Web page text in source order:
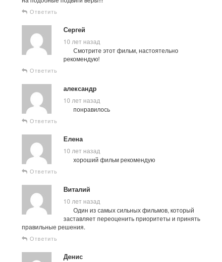
Ответить
Сергей
10 лет назад
Смотрите этот фильм, настоятельно
рекомендую!
Ответить
александр
10 лет назад
понравилось
Ответить
Елена
10 лет назад
хороший фильм рекомендую
Ответить
Виталий
10 лет назад
Один из самых сильных фильмов, который
заставляет переоценить приоритеты и принять
правильные решения.
Ответить
Денис